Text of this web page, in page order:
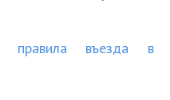
правила въезда в